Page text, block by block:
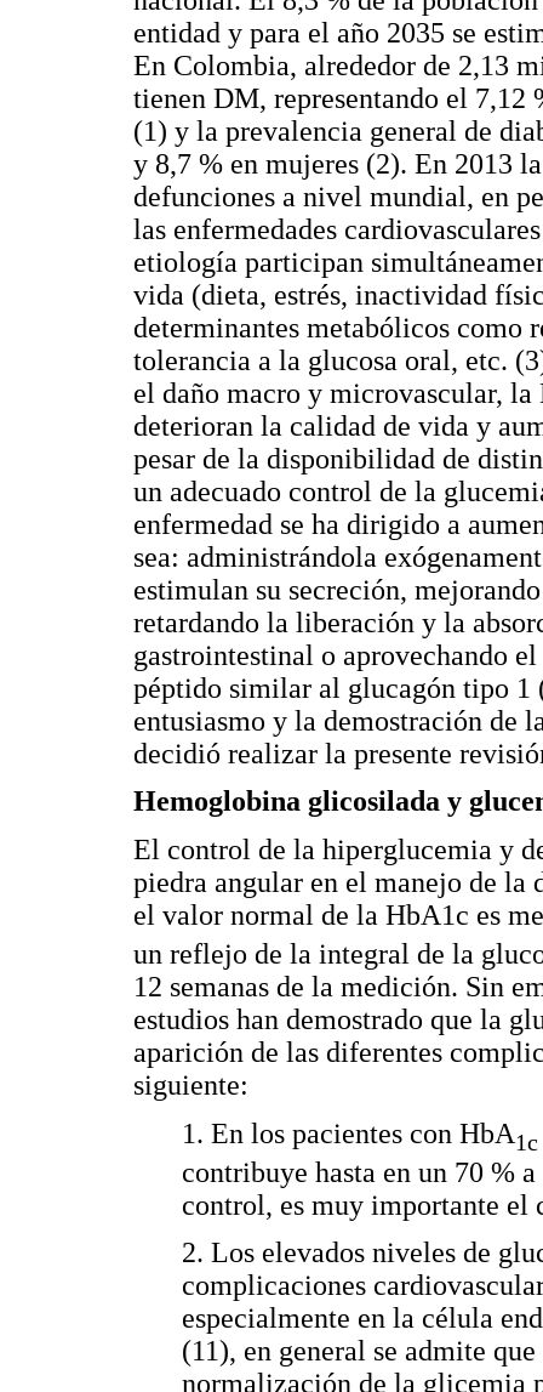
entidad y para el año 2035 se
En Colombia, alrededor de 2,13
tienen DM, representando el 7,12
(1) y la prevalencia general de
y 8,7 % en mujeres (2). En 2013
defunciones a nivel mundial, en
las enfermedades
etiología participan
vida (dieta, estrés, inactividad
determinantes metabólicos como
tolerancia a la glucosa oral, etc.
el daño macro y microvascular,
deterioran la calidad de vida y
pesar de la disponibilidad de
un adecuado control de la
enfermedad se ha dirigido a
sea: administrándola
estimulan su secreción,
retardando la liberación y la
gastrointestinal o aprovechando
péptido similar al glucagón tipo
entusiasmo y la demostración de
decidió realizar la presente
Hemoglobina glicosilada y
El control de la hiperglucemia y
piedra angular en el manejo de la
el valor normal de la HbA1c es
un reflejo de la integral de la
12 semanas de la medición. Sin
estudios han demostrado que la
aparición de las diferentes
siguiente:
1. En los pacientes con HbA1c
contribuye hasta en un 70 %
control, es muy importante
2. Los elevados niveles de
complicaciones
especialmente en la célula
(11), en general se admite
normalización de la glicemia